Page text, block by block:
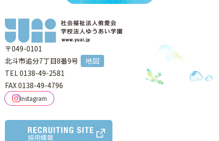
〒049-0101
北斗市追分7丁目8番9号
地図
TEL 0138-49-2581
FAX 0138-49-4796
Instagram
採用情報